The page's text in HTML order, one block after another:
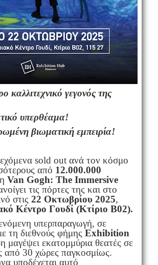
καλλιτεχνικό γεγονός της
υπερθέαμα!
βιωματική εμπειρία!
sold out ανά τον κόσμο
από 12.000.000
Van Gogh: The Immersive
τις πόρτες της και στο
στις 22 Οκτωβρίου 2025,
Κέντρο Γουδί (Κτίριο Β02).
υπερπαραγωγή, σε
τη διεθνούς φήμης Exhibition
μαγέψει εκατομμύρια θεατές σε
από 30 χώρες παγκοσμίως.
υποδέχεται αυτό